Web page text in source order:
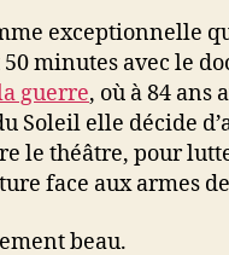
exceptionnelle
minutes avec le
guerre, où à 84 ans
Soleil elle décide
le théâtre, pour
face aux armes
beau.